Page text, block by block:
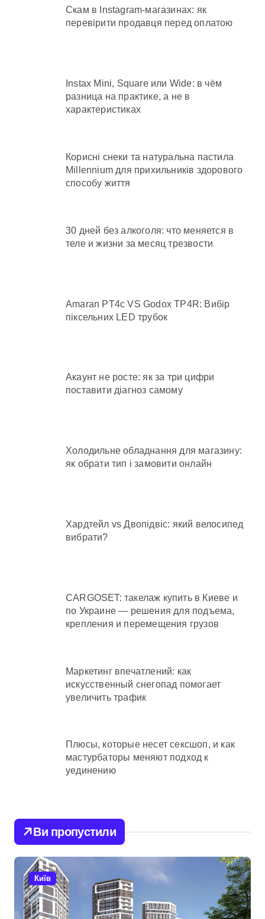
Скам в Instagram-магазинах: як
перевірити продавця перед оплатою
Instax Mini, Square или Wide: в чём
разница на практике, а не в
характеристиках
Корисні снеки та натуральна пастила
Millennium для прихильників здорового
способу життя
30 дней без алкоголя: что меняется в
теле и жизни за месяц трезвости
Amaran PT4c VS Godox TP4R: Вибір
піксельних LED трубок
Акаунт не росте: як за три цифри
поставити діагноз самому
Холодильне обладнання для магазину:
як обрати тип і замовити онлайн
Хардтейл vs Двопідвіс: який велосипед
вибрати?
CARGOSET: такелаж купить в Киеве и
по Украине — решения для подъема,
крепления и перемещения грузов
Маркетинг впечатлений: как
искусственный снегопад помогает
увеличить трафик
Плюсы, которые несет сексшоп, и как
мастурбаторы меняют подход к
уединению
Ви пропустили
Київ